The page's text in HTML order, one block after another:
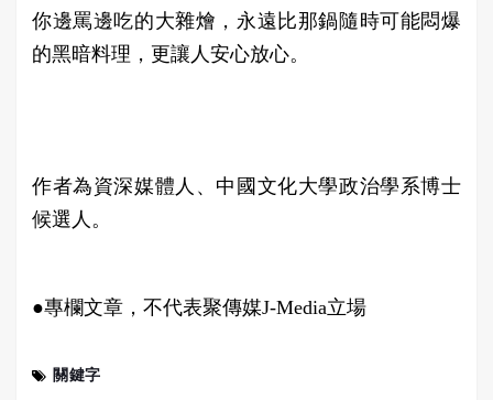
你邊罵邊吃的大雜燴，永遠比那鍋隨時可能悶爆
的黑暗料理，更讓人安心放心。
作者為資深媒體人、中國文化大學政治學系博士
候選人。
●專欄文章，不代表聚傳媒J-Media立場
關鍵字